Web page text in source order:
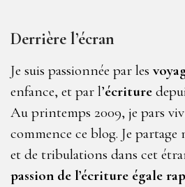
Derrière l’écran
Je suis passionnée par les
enfance, et par l’écriture
Au printemps 2009, je pars
commence ce blog. Je partage
et de tribulations dans cet
passion de l’écriture égale